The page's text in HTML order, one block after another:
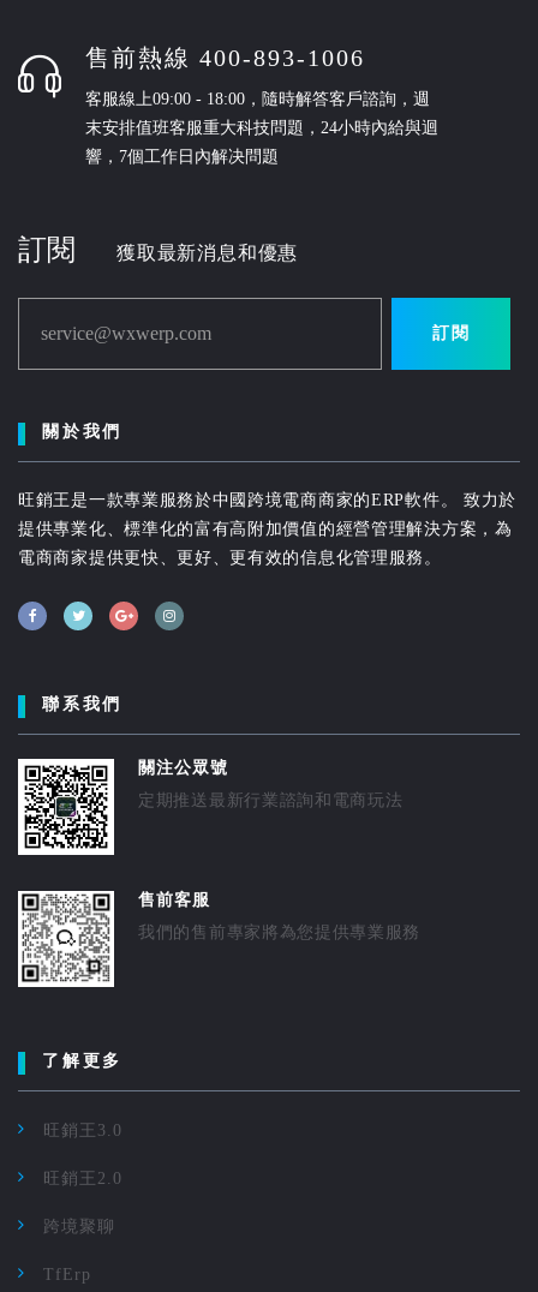
售前熱線 400-893-1006
客服線上09:00 - 18:00，隨時解答客戶諮詢，週
末安排值班客服重大科技問題，24小時內給與迴
響，7個工作日內解决問題
訂閱 獲取最新消息和優惠
service@wxwerp.com 訂閱
關於我們
旺銷王是一款專業服務於中國跨境電商商家的ERP軟件。 致力於
提供專業化、標準化的富有高附加價值的經營管理解決方案，為
電商商家提供更快、更好、更有效的信息化管理服務。
聯系我們
關注公眾號
定期推送最新行業諮詢和電商玩法
售前客服
我們的售前專家將為您提供專業服務
了解更多
旺銷王3.0
旺銷王2.0
跨境聚聊
TfErp